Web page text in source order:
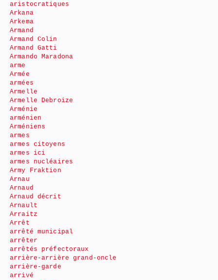
aristocratiques
Arkana
Arkema
Armand
Armand Colin
Armand Gatti
Armando Maradona
arme
Armée
armées
Armelle
Armelle Debroize
Arménie
arménien
Arméniens
armes
armes citoyens
armes ici
armes nucléaires
Army Fraktion
Arnau
Arnaud
Arnaud décrit
Arnault
Arraitz
Arrêt
arrêté municipal
arrêter
arrêtés préfectoraux
arrière-arrière grand-oncle
arrière-garde
arrivé